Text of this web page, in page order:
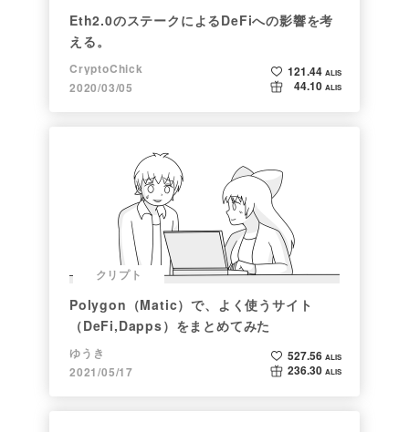
Eth2.0のステークによるDeFiへの影響を考
える。
CryptoChick
2020/03/05
121.44 ALIS
44.10 ALIS
クリプト
Polygon（Matic）で、よく使うサイト
（DeFi,Dapps）をまとめてみた
ゆうき
2021/05/17
527.56 ALIS
236.30 ALIS